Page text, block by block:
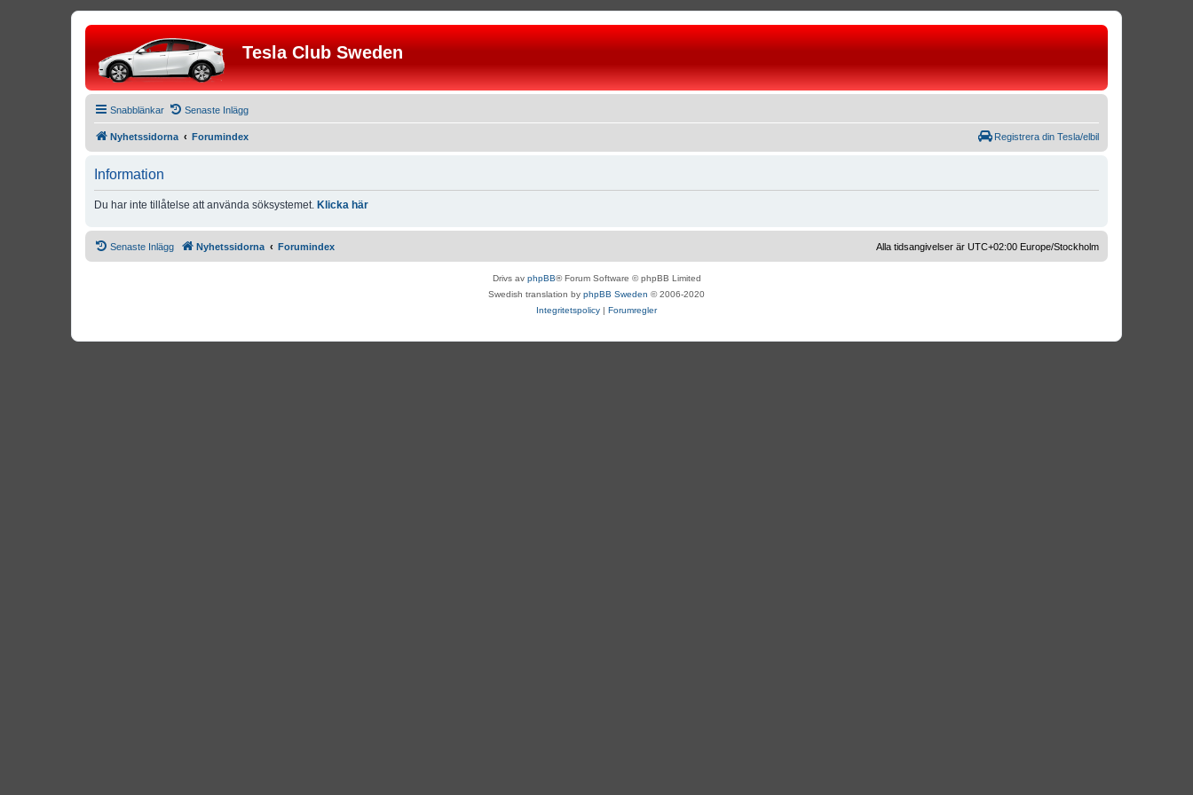
Tesla Club Sweden
Snabblänkar Senaste Inlägg
Nyhetssidorna Forumindex Registrera din Tesla/elbil
Information
Du har inte tillåtelse att använda söksystemet. Klicka här
Senaste Inlägg Nyhetssidorna Forumindex Alla tidsangivelser är UTC+02:00 Europe/Stockholm
Drivs av phpBB® Forum Software © phpBB Limited
Swedish translation by phpBB Sweden © 2006-2020
Integritetspolicy | Forumregler